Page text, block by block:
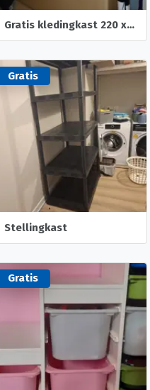
Gratis kledingkast 220 x 180 x 60
Gratis
Stellingkast
Gratis